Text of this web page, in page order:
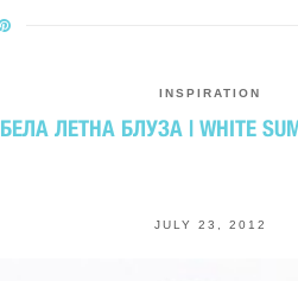
INSPIRATION
БЕЛА ЛЕТНА БЛУЗА | WHITE
JULY 23, 2012